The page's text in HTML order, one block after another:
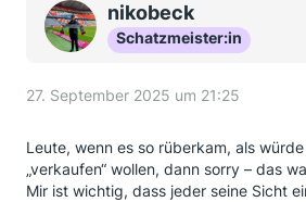
nikobeck
Schatzmeister:in
27. September 2025 um 21:25
Leute, wenn es so rüberkam, als
„verkaufen“ wollen, dann sorry – das
Mir ist wichtig, dass jeder seine Sicht